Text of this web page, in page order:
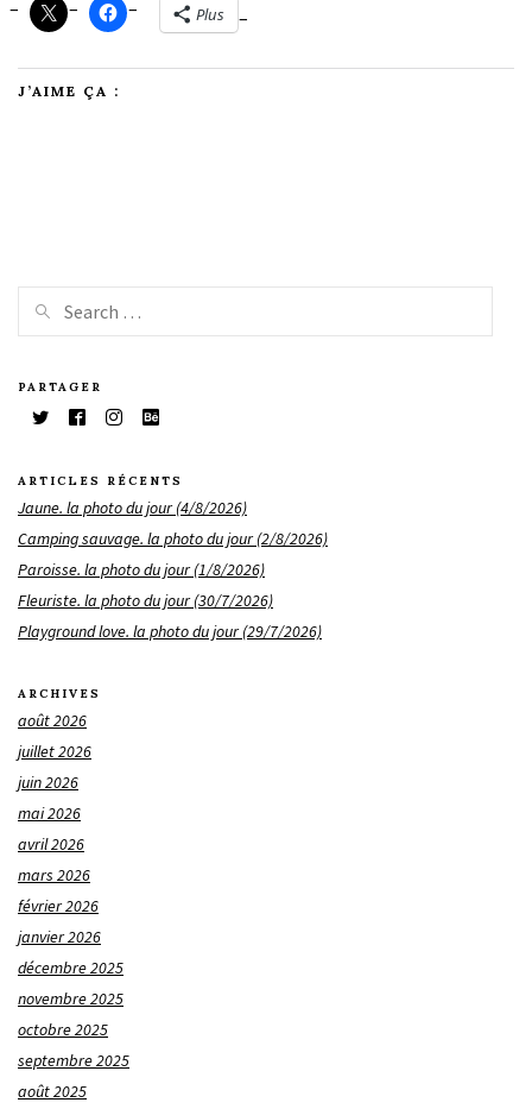
Plus
J’AIME ÇA :
PARTAGER
ARTICLES RÉCENTS
Jaune. la photo du jour (4/8/2026)
Camping sauvage. la photo du jour (2/8/2026)
Paroisse. la photo du jour (1/8/2026)
Fleuriste. la photo du jour (30/7/2026)
Playground love. la photo du jour (29/7/2026)
ARCHIVES
août 2026
juillet 2026
juin 2026
mai 2026
avril 2026
mars 2026
février 2026
janvier 2026
décembre 2025
novembre 2025
octobre 2025
septembre 2025
août 2025